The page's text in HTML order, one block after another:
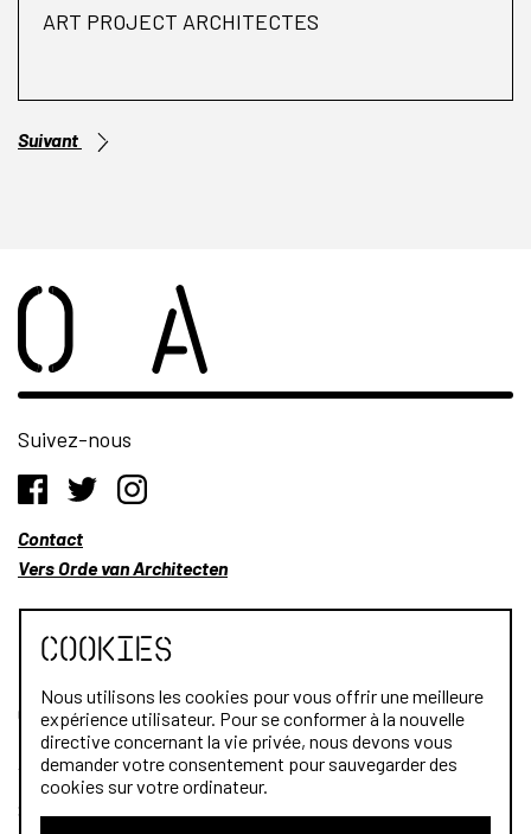
ART PROJECT ARCHITECTES
Suivant
Suivez-nous
Contact
Vers Orde van Architecten
Qui sommes-nous?
Architectes
Stagiaires
Cookies
Nous utilisons les cookies pour vous offrir une meilleure
expérience utilisateur. Pour se conformer à la nouvelle
directive concernant la vie privée, nous devons vous
demander votre consentement pour sauvegarder des
cookies sur votre ordinateur.